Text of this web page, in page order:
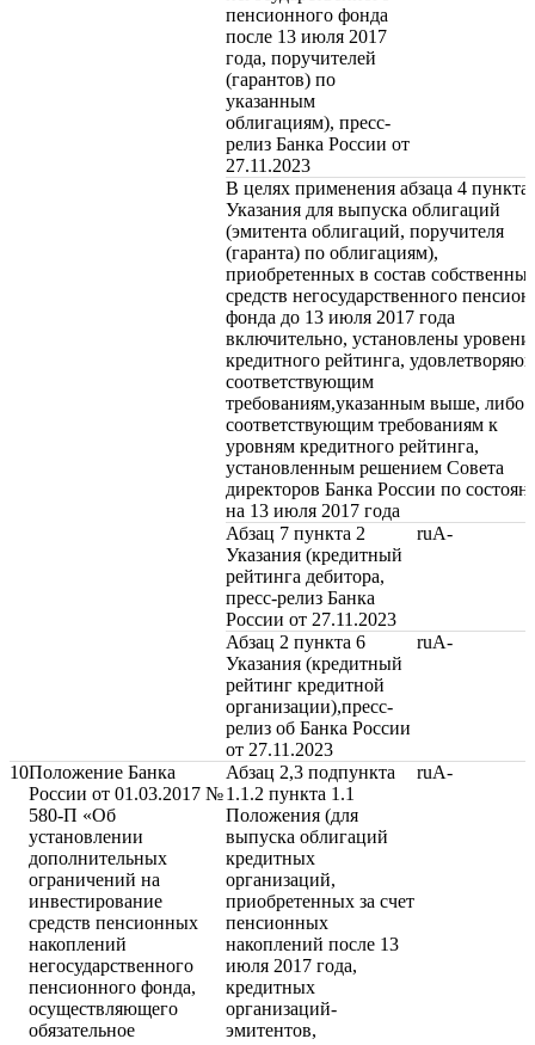
пенсионного фонда
после 13 июля 2017
года, поручителей
(гарантов) по
указанным
облигациям), пресс-
релиз Банка России от
27.11.2023
В целях применения абзаца 4 пункта
Указания для выпуска облигаций
(эмитента облигаций, поручителя
(гаранта) по облигациям),
приобретенных в состав
средств негосударственного
фонда до 13 июля 2017 года
включительно, установлены уровени
кредитного рейтинга,
соответствующим
требованиям,указанным выше, либо
соответствующим требованиям к
уровням кредитного рейтинга,
установленным решением Совета
директоров Банка России по
на 13 июля 2017 года
Абзац 7 пункта 2
Указания (кредитный
рейтинга дебитора,
пресс-релиз Банка
России от 27.11.2023
ruA-
Абзац 2 пункта 6
Указания (кредитный
рейтинг кредитной
организации),пресс-
релиз об Банка России
от 27.11.2023
ruA-
10Положение Банка
России от 01.03.2017 №
580-П «Об
установлении
дополнительных
ограничений на
инвестирование
средств пенсионных
накоплений
негосударственного
пенсионного фонда,
осуществляющего
обязательное
Абзац 2,3 подпункта
1.1.2 пункта 1.1
Положения (для
выпуска облигаций
кредитных
организаций,
приобретенных за счет
пенсионных
накоплений после 13
июля 2017 года,
кредитных
организаций-
эмитентов,
ruA-